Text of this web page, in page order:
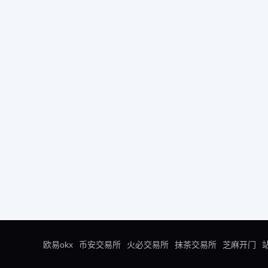
欧易okx 币安交易所 火必交易所 抹茶交易所 芝麻开门